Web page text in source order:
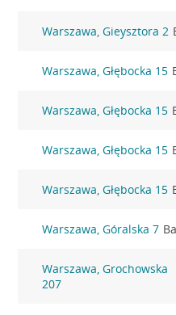
Warszawa, Gieysztora 2
Warszawa, Głębocka 15
Warszawa, Głębocka 15
Warszawa, Głębocka 15
Warszawa, Głębocka 15
Warszawa, Góralska 7
Warszawa, Grochowska
207